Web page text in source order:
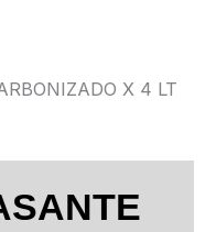
X 4 LT